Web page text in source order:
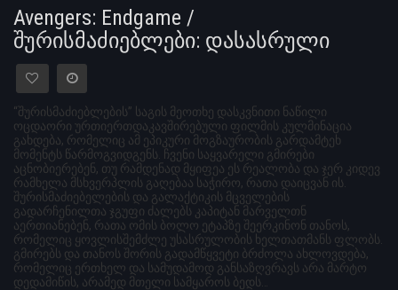
Avengers: Endgame /
შურისმაძიებლები: დასასრული
“შურისმაძიებლების” საგის მეოთხე დასკვნითი ნაწილი
ოცდაორი ურთიერთდაკავშირებული ფილმის კულმინაცია
გახდება, რომელიც ამ ეპიკური მოგზაურობის გარდამტეხ
მომენტს წარმოგვიდგენს. ჩვენი საყვარელი გმირები
აცნობიერებენ, თუ რამდენად მყიფეა ეს რეალობა და ჯერ კიდევ
რამხელა მსხვერპლის გაღებაა საჭირო, რათა დაიცვან ის.
შურისმაძიებელების და გალაქტიკის მცველების
გადარჩენილთა ჯგუფი ძალებს კაპიტან მარველთნ
აერთიანებენ, რათა ომის ბოლო ეტაპზე შეერკინონ თანოს,
რომელიც ყოვლისშემძლე უსასრულობის ხელთათმანს ფლობს.
გმირებს და თანოს შორის გადამწყვეტი ბრძოლა ახლოვდება,
რომელიც ერთხელ და სამუდამოდ განსაზღვრავს არა მარტო
დედამიწის, არამედ მთელი სამყაროს ბედს…